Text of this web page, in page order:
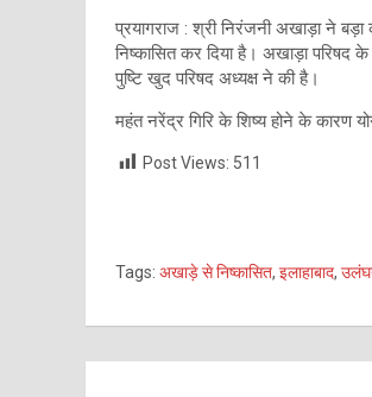
प्रयागराज : श्री निरंजनी अखाड़ा ने
निष्कासित कर दिया है। अखाड़ा परिषद
पुष्टि खुद परिषद अध्यक्ष ने की है।
महंत नरेंद्र गिरि के शिष्य होने के कारण
Post Views: 511
Tags: अखाड़े से निष्कासित, इलाहाबाद,